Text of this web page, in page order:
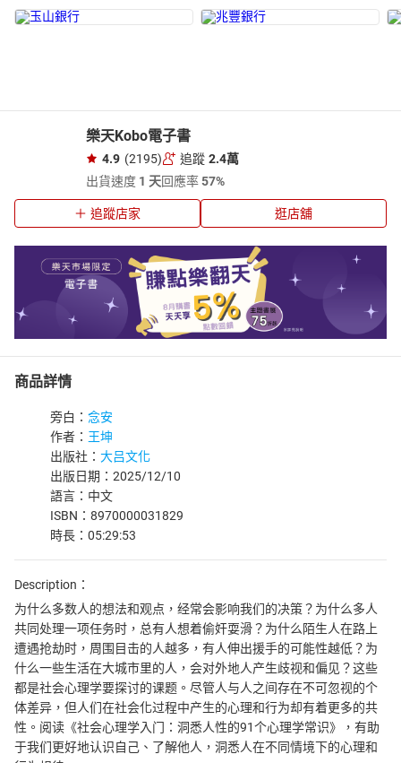
樂天Kobo電子書
4.9 (2195) 追蹤 2.4萬
出貨速度 1 天回應率57%
追蹤店家 逛店舖
商品詳情
旁白： 念安
作者： 王坤
出版社： 大吕文化
出版日期：2025/12/10
語言：中文
ISBN：8970000031829
時長：05:29:53
Description：
为什么多数人的想法和观点，经常会影响我们的决策？为什么多人
共同处理一项任务时，总有人想着偷奸耍滑？为什么陌生人在路上
遭遇抢劫时，周围目击的人越多，有人伸出援手的可能性越低？为
什么一些生活在大城市里的人，会对外地人产生歧视和偏见？这些
都是社会心理学要探讨的课题。尽管人与人之间存在不可忽视的个
体差异，但人们在社会化过程中产生的心理和行为却有着更多的共
性。阅读《社会心理学入门：洞悉人性的91个心理学常识》，有助
于我们更好地认识自己、了解他人，洞悉人在不同情境下的心理和